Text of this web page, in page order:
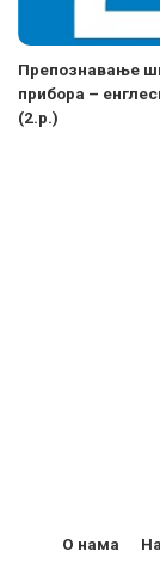
Препознавање
прибора –
(2.р.)
О нама